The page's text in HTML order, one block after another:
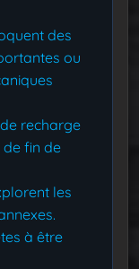
des
ou
recharge
fin de
les
à être